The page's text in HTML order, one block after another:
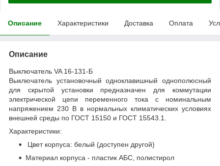
Описание Характеристики Доставка Оплата
Описание
Выключатель VA 16-131-Б
Выключатель установочный одноклавишный однополюсный
для скрытой установки предназначен для коммутации
электрической цепи переменного тока с номинальным
напряжением 230 В в нормальных климатических условиях
внешней среды по ГОСТ 15150 и ГОСТ 15543.1.
Характеристики:
Цвет корпуса: белый (доступен другой)
Материал корпуса - пластик АБС, полистирол